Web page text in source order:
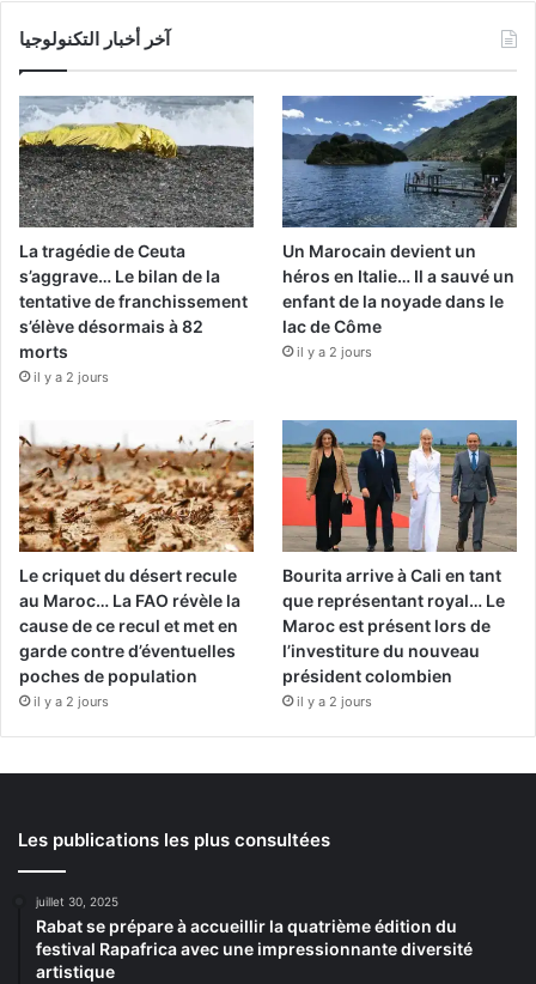
آخر أخبار التكنولوجيا
La tragédie de Ceuta
s’aggrave… Le bilan de la
tentative de franchissement
s’élève désormais à 82
morts
il y a 2 jours
Un Marocain devient un
héros en Italie… Il a sauvé un
enfant de la noyade dans le
lac de Côme
il y a 2 jours
Le criquet du désert recule
au Maroc… La FAO révèle la
cause de ce recul et met en
garde contre d’éventuelles
poches de population
il y a 2 jours
Bourita arrive à Cali en tant
que représentant royal… Le
Maroc est présent lors de
l’investiture du nouveau
président colombien
il y a 2 jours
Les publications les plus consultées
juillet 30, 2025
Rabat se prépare à accueillir la quatrième édition du
festival Rapafrica avec une impressionnante diversité
artistique